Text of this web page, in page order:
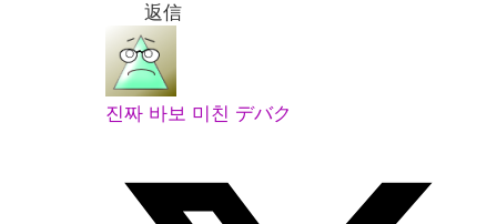
返信
진짜 바보 미친 デバク